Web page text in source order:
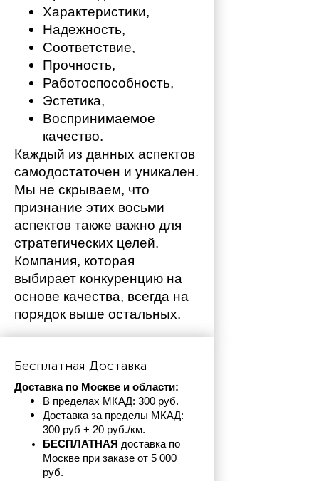
Характеристики,
Надежность,
Соответствие,
Прочность,
Работоспособность,
Эстетика,
Воспринимаемое
качество.
Каждый из данных аспектов
самодостаточен и уникален.
Мы не скрываем, что
признание этих восьми
аспектов также важно для
стратегических целей.
Компания, которая
выбирает конкуренцию на
основе качества, всегда на
порядок выше остальных.
Бесплатная Доставка
Доставка по Москве и области:
В пределах МКАД: 300 руб.
Доставка за пределы МКАД:
300 руб + 20 руб./км.
БЕСПЛАТНАЯ доставка по
Москве при заказе от 5 000
руб.